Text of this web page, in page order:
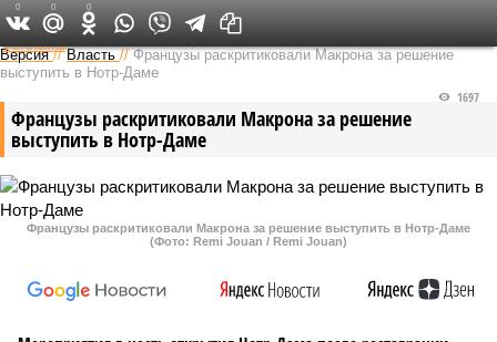
Федеральный выпуск
Версия //Власть //Французы раскритиковали Макрона за решение
выступить в Нотр-Даме
Французы раскритиковали Макрона за решение
выступить в Нотр-Даме
1697
Французы раскритиковали Макрона за решение выступить в Нотр-Даме
(Фото: Remi Jouan / Remi Jouan)
0 0 0